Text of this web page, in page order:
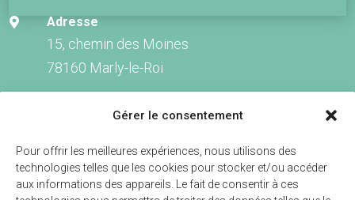
Gérer le consentement
Pour offrir les meilleures expériences, nous utilisons des
technologies telles que les cookies pour stocker et/ou accéder
aux informations des appareils. Le fait de consentir à ces
 Adresse
15, chemin des Moines
78160 Marly-le-Roi
Lignes 9 et 11 : Le Galion (200m)
Lignes 10, 21 et EX01 : Ramon Saint-Thibault
(150m)